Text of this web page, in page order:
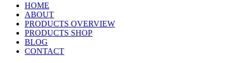
HOME
ABOUT
PRODUCTS OVERVIEW
PRODUCTS SHOP
BLOG
CONTACT